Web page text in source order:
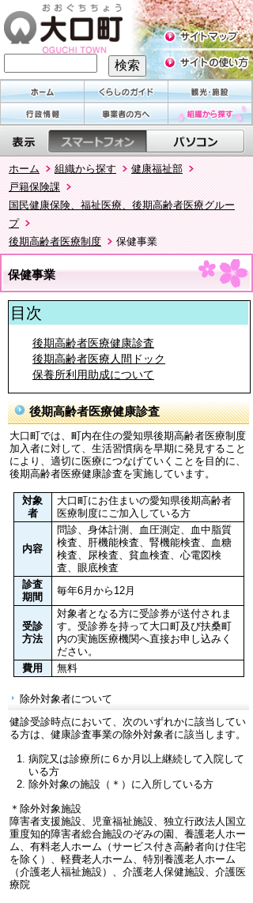
ホーム 組織から探す
健康福祉部
戸籍保険課
国民健康保険、福祉医療、後期高齢者医療グルー
プ
後期高齢者医療制度
保健事業
保健事業
目次
後期高齢者医療健康診査
後期高齢者医療人間ドック
保養所利用助成について
後期高齢者医療健康診査
大口町では、町内在住の愛知県後期高齢者医療制度
加入者に対して、生活習慣病を早期に発見すること
により、適切に医療につなげていくことを目的に、
後期高齢者医療健康診査を実施しています。
対象
者
大口町にお住まいの愛知県後期高齢者
医療制度にご加入している方
内容
問診、身体計測、血圧測定、血中脂質
検査、肝機能検査、腎機能検査、血糖
検査、尿検査、貧血検査、心電図検
査、眼底検査
診査
期間
毎年6月から12月
受診
方法
対象者となる方に受診券が送付されま
す。受診券を持って大口町及び扶桑町
内の実施医療機関へ直接お申し込みく
ださい。
費用
無料
除外対象者について
健診受診時点において、次のいずれかに該当してい
る方は、健康診査事業の除外対象者に該当します。
病院又は診療所に６か月以上継続して入院して
いる方
除外対象の施設（＊）に入所している方
＊除外対象施設
障害者支援施設、児童福祉施設、独立行政法人国立
重度知的障害者総合施設のぞみの園、養護老人ホー
ム、有料老人ホーム（サービス付き高齢者向け住宅
を除く）、軽費老人ホーム、特別養護老人ホーム
（介護老人福祉施設）、介護老人保健施設、介護医
療院